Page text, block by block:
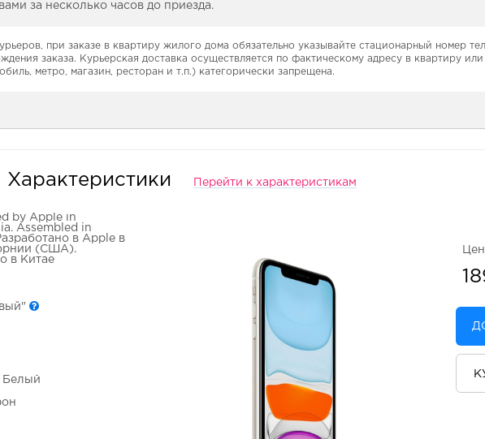
за несколько часов до приезда.
при заказе в квартиру жилого дома обязательно указывайте стационарный номер
заказа. Курьерская доставка осуществляется по фактическому адресу в квартиру
метро, магазин, ресторан и т.п.) категорически запрещена.
Характеристики Перейти к характеристикам
by Apple in
Assembled in
в Apple в
(США).
в Китае
Белый